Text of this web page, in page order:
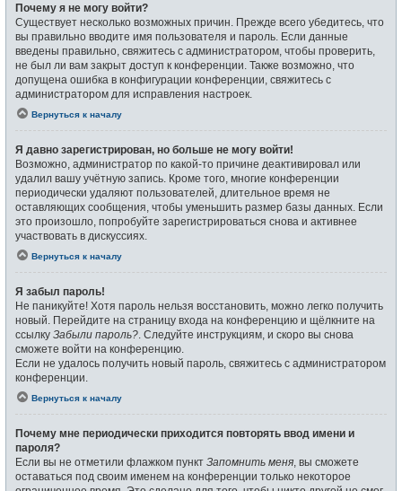
Почему я не могу войти?
Существует несколько возможных причин. Прежде всего убедитесь, что
вы правильно вводите имя пользователя и пароль. Если данные
введены правильно, свяжитесь с администратором, чтобы проверить,
не был ли вам закрыт доступ к конференции. Также возможно, что
допущена ошибка в конфигурации конференции, свяжитесь с
администратором для исправления настроек.
Вернуться к началу
Я давно зарегистрирован, но больше не могу войти!
Возможно, администратор по какой-то причине деактивировал или
удалил вашу учётную запись. Кроме того, многие конференции
периодически удаляют пользователей, длительное время не
оставляющих сообщения, чтобы уменьшить размер базы данных. Если
это произошло, попробуйте зарегистрироваться снова и активнее
участвовать в дискуссиях.
Вернуться к началу
Я забыл пароль!
Не паникуйте! Хотя пароль нельзя восстановить, можно легко получить
новый. Перейдите на страницу входа на конференцию и щёлкните на
ссылку Забыли пароль? . Следуйте инструкциям, и скоро вы снова
сможете войти на конференцию.
Если не удалось получить новый пароль, свяжитесь с администратором
конференции.
Вернуться к началу
Почему мне периодически приходится повторять ввод имени и
пароля?
Если вы не отметили флажком пункт Запомнить меня , вы сможете
оставаться под своим именем на конференции только некоторое